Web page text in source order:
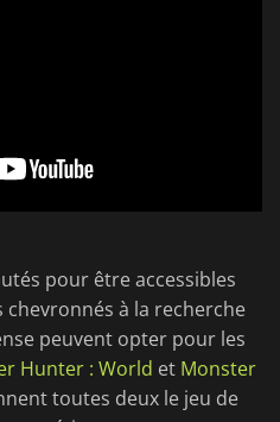
pour être accessibles
à la recherche
peuvent opter pour les
Hunter : World et Monster
toutes deux le jeu de